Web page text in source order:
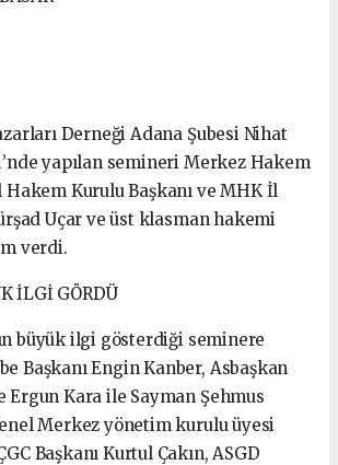
Derneği Adana Şubesi Nihat
yapılan semineri Merkez Hakem
Kurulu Başkanı ve MHK İl
Uçar ve üst klasman hakemi
verdi.
İLGİ GÖRDÜ
büyük ilgi gösterdiği seminere
Başkanı Engin Kanber, Asbaşkan
Ergun Kara ile Sayman Şehmus
Merkez yönetim kurulu üyesi
Başkanı Kurtul Çakın, ASGD